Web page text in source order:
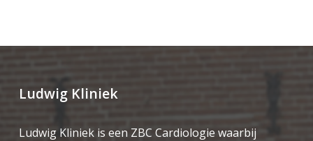
Ludwig Kliniek
Ludwig Kliniek is een ZBC Cardiologie waarbij